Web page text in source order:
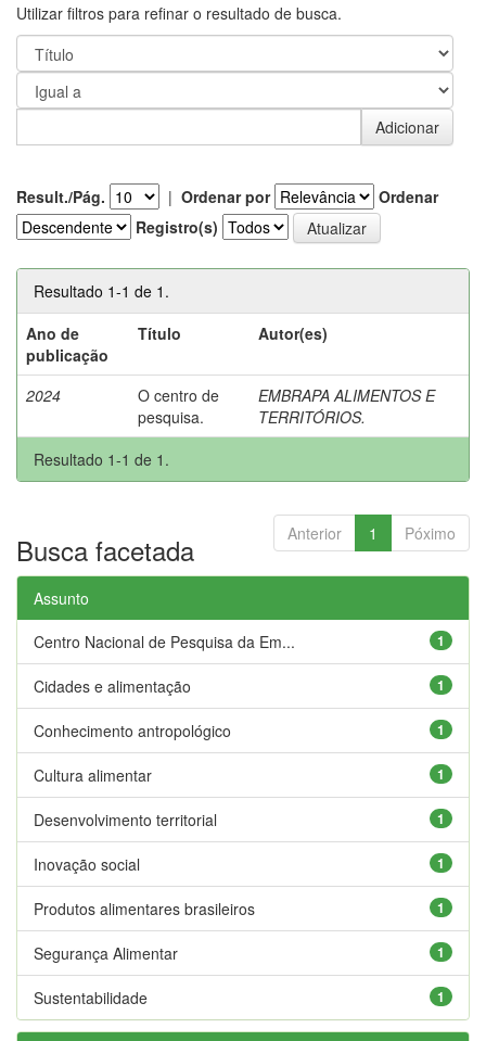
Utilizar filtros para refinar o resultado de busca.
Result./Pág. | Ordenar por
Ordenar
Registro(s)
Resultado 1-1 de 1.
Ano de
publicação
Título Autor(es)
2024
O centro de
pesquisa.
EMBRAPA ALIMENTOS E
TERRITÓRIOS.
Resultado 1-1 de 1.
Anterior 1 Póximo
Busca facetada
Assunto
1
Centro Nacional de Pesquisa da Em...
1
Cidades e alimentação
1
Conhecimento antropológico
1
Cultura alimentar
1
Desenvolvimento territorial
1
Inovação social
1
Produtos alimentares brasileiros
1
Segurança Alimentar
1
Sustentabilidade